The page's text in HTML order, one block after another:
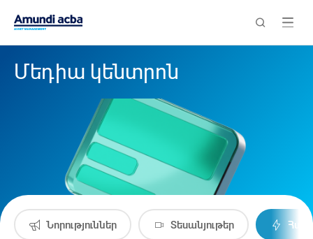
Մեդիա կենտրոն
Նորություններ Տեսանյութեր